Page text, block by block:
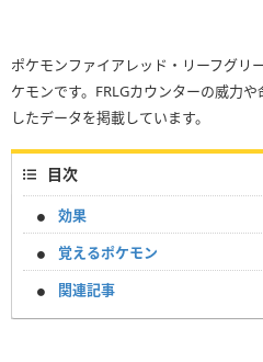
ポケモンファイアレッド・リーフグリ
ケモンです。FRLGカウンターの威力
したデータを掲載しています。
目次
効果
覚えるポケモン
関連記事